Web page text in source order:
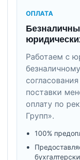
ОПЛАТА
Работаем с
поставки
оплату по
Групп».
100%